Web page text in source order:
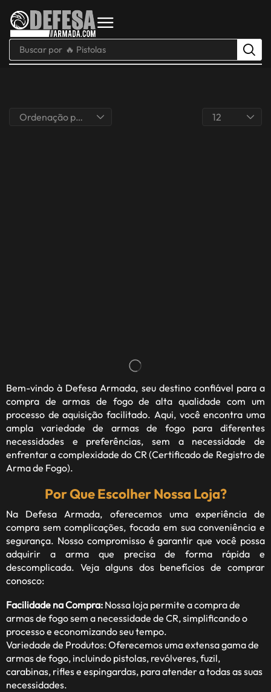
Buscar por 🔥 Pistolas
Bem-vindo à Defesa Armada, seu destino confiável para a
compra de armas de fogo de alta qualidade com um
processo de aquisição facilitado. Aqui, você encontra uma
ampla variedade de armas de fogo para diferentes
necessidades e preferências, sem a necessidade de
enfrentar a complexidade do CR (Certificado de Registro de
Arma de Fogo).
Por Que Escolher Nossa Loja?
Na Defesa Armada, oferecemos uma experiência de
compra sem complicações, focada em sua conveniência e
segurança. Nosso compromisso é garantir que você possa
adquirir a arma que precisa de forma rápida e
descomplicada. Veja alguns dos benefícios de comprar
conosco:
Facilidade na Compra: Nossa loja permite a compra de
armas de fogo sem a necessidade de CR, simplificando o
processo e economizando seu tempo.
Variedade de Produtos: Oferecemos uma extensa gama de
armas de fogo, incluindo pistolas, revólveres, fuzil,
carabinas, rifles e espingardas, para atender a todas as suas
necessidades.